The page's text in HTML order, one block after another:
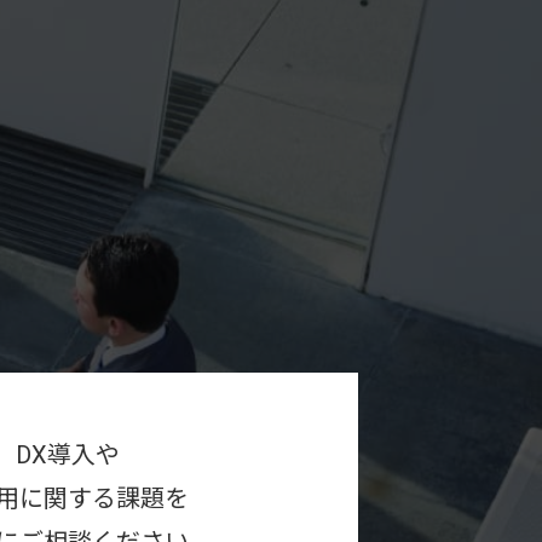
DX導入や
に関する課題を